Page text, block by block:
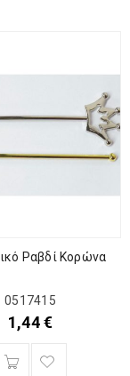
Ραβδί Κορώνα
0517415
1,44€